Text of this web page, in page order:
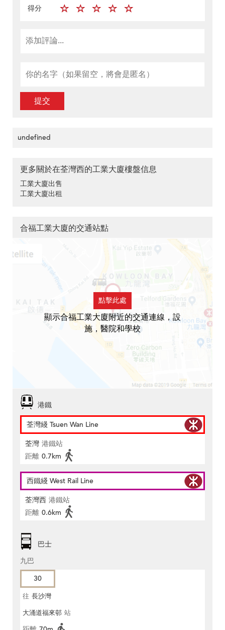
得分
提交
undefined
更多關於在荃灣西的工業大廈樓盤信息
工業大廈出售
工業大廈出租
合福工業大廈的交通站點
點擊此處
顯示合福工業大廈附近的交通連線，設
施，醫院和學校
港鐵
荃灣綫 Tsuen Wan Line
荃灣 港鐵站
距離 0.7km
西鐵綫 West Rail Line
荃灣西 港鐵站
距離 0.6km
巴士
九巴
30
往 長沙灣
大涌道福來邨 站